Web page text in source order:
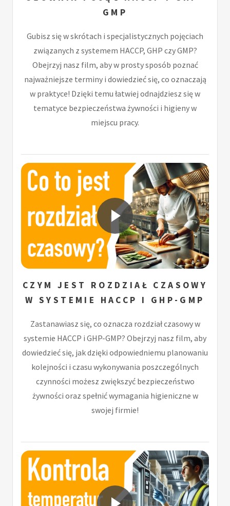
GMP
Gubisz się w skrótach i specjalistycznych pojęciach
związanych z systemem HACCP, GHP czy GMP?
Obejrzyj nasz film, aby w prosty sposób poznać
najważniejsze terminy i dowiedzieć się, co oznaczają
w praktyce! Dzięki temu łatwiej odnajdziesz się w
tematyce bezpieczeństwa żywności i higieny w
miejscu pracy.
CZYM JEST ROZDZIAŁ CZASOWY
W SYSTEMIE HACCP I GHP-GMP
Zastanawiasz się, co oznacza rozdział czasowy w
systemie HACCP i GHP-GMP? Obejrzyj nasz film, aby
dowiedzieć się, jak dzięki odpowiedniemu planowaniu
kolejności i czasu wykonywania poszczególnych
czynności możesz zwiększyć bezpieczeństwo
żywności oraz spełnić wymagania higieniczne w
swojej firmie!